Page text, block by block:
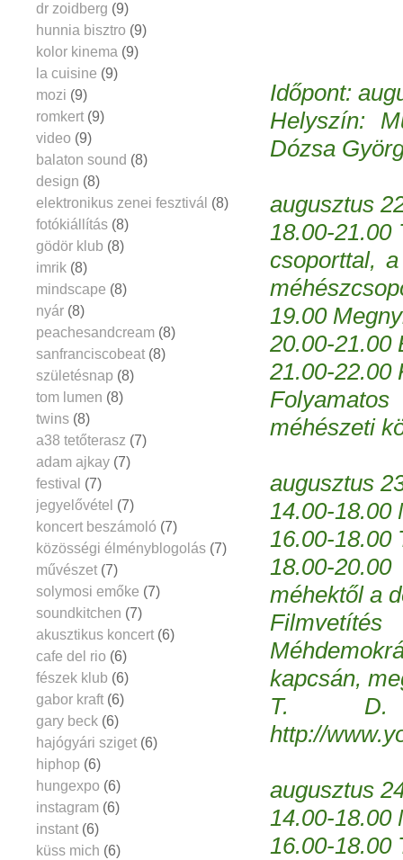
Időpont:
Helyszín:
Dózsa
augusztus
18.00-21.00
csoporttal,
19.00
20.00-21.00
21.00-22.00
méhészeti
augusztus
14.00-18.00
16.00-18.00
18.00-
méhektől a
kapcsán,
T. D.
http://
augusztus
14.00-18.00
16.00-18.00
dr zoidberg (9)
hunnia bisztro (9)
kolor kinema (9)
la cuisine (9)
mozi (9)
romkert (9)
video (9)
balaton sound (8)
design (8)
elektronikus zenei fesztivál (8)
fotókiállítás (8)
gödör klub (8)
imrik (8)
mindscape (8)
nyár (8)
peachesandcream (8)
sanfranciscobeat (8)
születésnap (8)
tom lumen (8)
twins (8)
a38 tetőterasz (7)
adam ajkay (7)
festival (7)
jegyelővétel (7)
koncert beszámoló (7)
közösségi élményblogolás (7)
művészet (7)
solymosi emőke (7)
soundkitchen (7)
akusztikus koncert (6)
cafe del rio (6)
fészek klub (6)
gabor kraft (6)
gary beck (6)
hajógyári sziget (6)
hiphop (6)
hungexpo (6)
instagram (6)
instant (6)
küss mich (6)